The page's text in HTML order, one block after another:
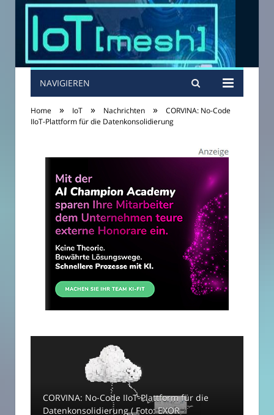
NAVIGIEREN
Home » IoT » Nachrichten »
CORVINA: No-Code
IIoT-Plattform für die Datenkonsolidierung
CORVINA: No-Code IIoT-Plattform für die
Datenkonsolidierung ( Foto: EXOR